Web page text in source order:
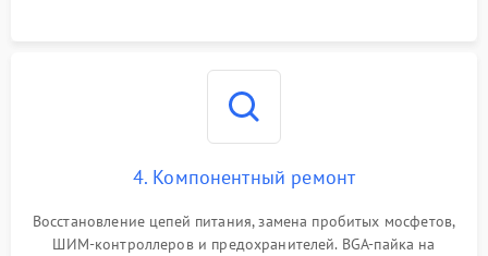
4. Компонентный ремонт
Восстановление цепей питания, замена пробитых мосфетов,
ШИМ-контроллеров и предохранителей. BGA-пайка на